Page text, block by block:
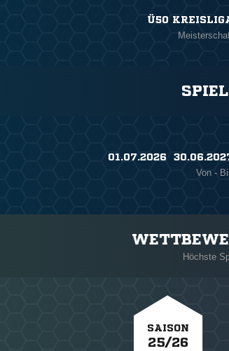
Ü50
01.07.2026
Von -
Höchste
SAISON
25/26